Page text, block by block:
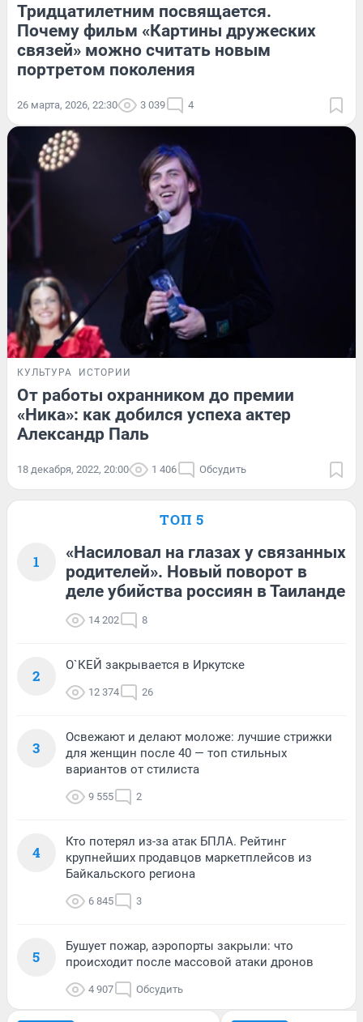
Тридцатилетним посвящается.
Почему фильм «Картины дружеских
связей» можно считать новым
портретом поколения
26 марта, 2026, 22:30 3 039 4
КУЛЬТУРА ИСТОРИИ
От работы охранником до премии
«Ника»: как добился успеха актер
Александр Паль
18 декабря, 2022, 20:00 1 406 Обсудить
ТОП 5
1
«Насиловал на глазах у связанных
родителей». Новый поворот в
деле убийства россиян в Таиланде
14 202 8
2
О`КЕЙ закрывается в Иркутске
12 374 26
3
Освежают и делают моложе: лучшие стрижки
для женщин после 40 — топ стильных
вариантов от стилиста
9 555 2
4
Кто потерял из-за атак БПЛА. Рейтинг
крупнейших продавцов маркетплейсов из
Байкальского региона
6 845 3
5
Бушует пожар, аэропорты закрыли: что
происходит после массовой атаки дронов
4 907 Обсудить